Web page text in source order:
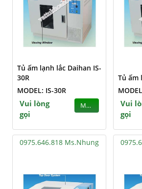
Tủ ấm lạnh lắc Daihan IS-
30R
MODEL: IS-30R
Vui lòng
gọi
MUA
Tủ ấm
Vui
gọi
0975.646.818 Ms.Nhung